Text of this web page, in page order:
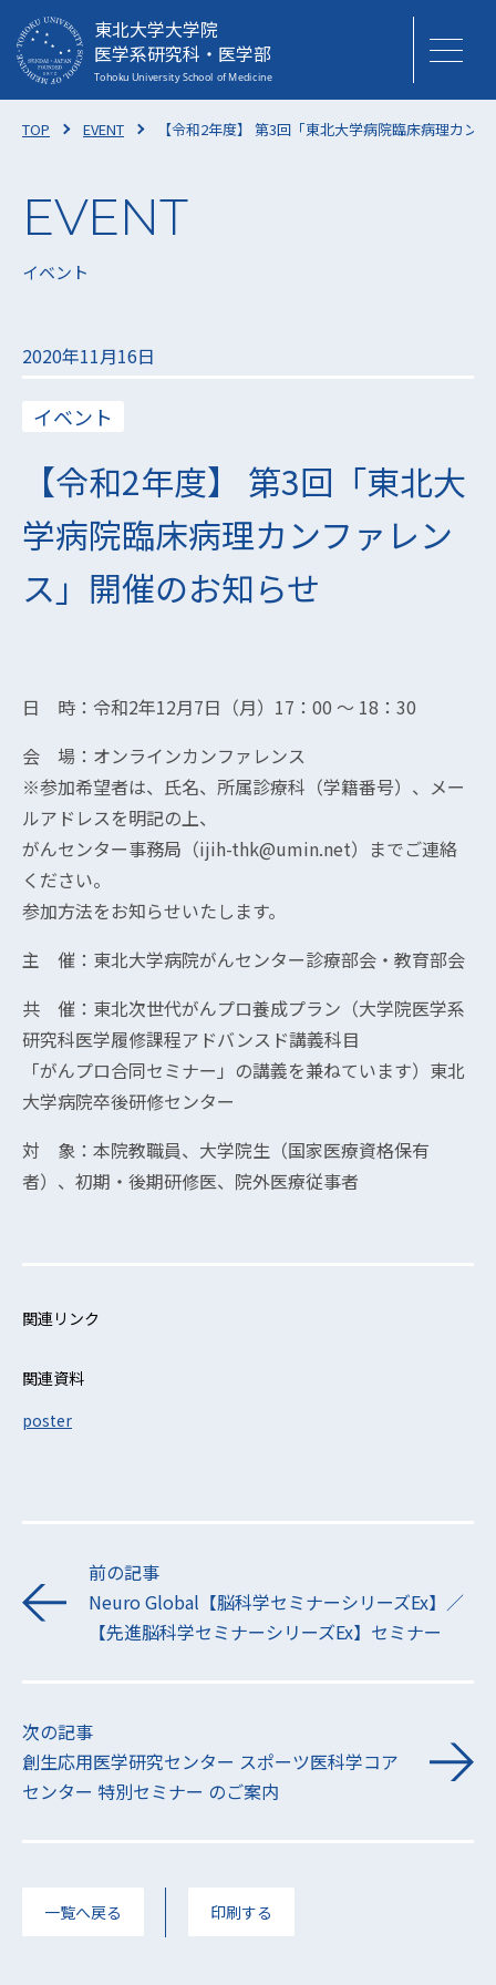
東北大学大学院
医学系研究科・医学部
TOP EVENT 【令和2年度】 第3回「東北大学病院臨床病理カン
イベント
2020年11月16日
イベント
【令和2年度】 第3回「東北大
学病院臨床病理カンファレン
ス」開催のお知らせ
日 時：令和2年12月7日（月）17：00 ～ 18：30
会 場：オンラインカンファレンス
※参加希望者は、氏名、所属診療科（学籍番号）、メー
ルアドレスを明記の上、
がんセンター事務局（ijih-thk@umin.net）までご連絡
ください。
参加方法をお知らせいたします。
主 催：東北大学病院がんセンター診療部会・教育部会
共 催：東北次世代がんプロ養成プラン（大学院医学系
研究科医学履修課程アドバンスド講義科目
「がんプロ合同セミナー」の講義を兼ねています）東北
大学病院卒後研修センター
対 象：本院教職員、大学院生（国家医療資格保有
者）、初期・後期研修医、院外医療従事者
関連リンク
関連資料
poster
前の記事
Neuro Global【脳科学セミナーシリーズEx】／
【先進脳科学セミナーシリーズEx】セミナー
次の記事
創生応用医学研究センター スポーツ医科学コア
センター 特別セミナー のご案内
一覧へ戻る 印刷する